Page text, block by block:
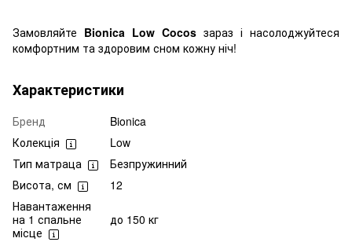
Замовляйте Bionica Low Cocos зараз і насолоджуйтеся
комфортним та здоровим сном кожну ніч!
Характеристики
Бренд
Bionica
Колекція
Low
Тип матраца
Безпружинний
Висота, см
12
Навантаження
на 1 спальне
місце
до 150 кг